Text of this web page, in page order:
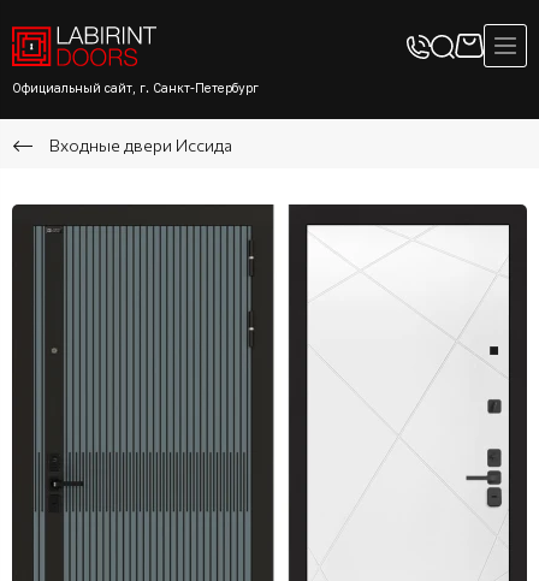
Официальный сайт, г. Санкт-Петербург
Входные двери Иссида